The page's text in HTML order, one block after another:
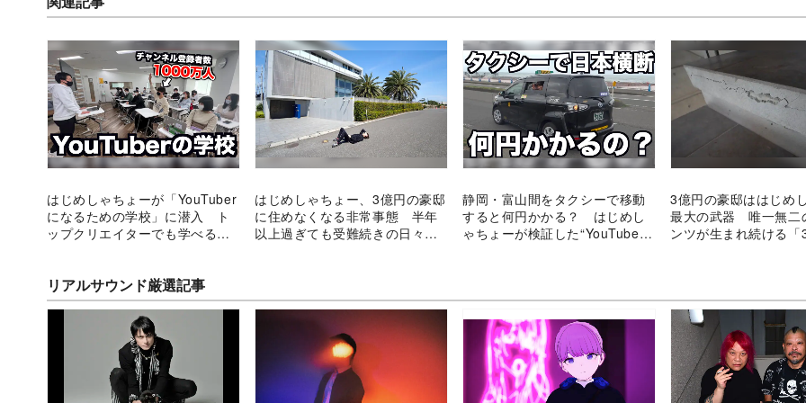
はじめしゃちょーが「YouTuber
になるための学校」に潜入 ト
ップクリエイターでも学べるも
はじめしゃちょー、3億円の豪邸
に住めなくなる非常事態 半年
以上過ぎても受難続きの日々が
静岡・富山間をタクシーで移動
すると何円かかる？ はじめし
ゃちょーが検証した“YouTuber
3億円の豪邸ははじめ
最大の武器 唯一無二
ンツが生まれ続ける
リアルサウンド厳選記事